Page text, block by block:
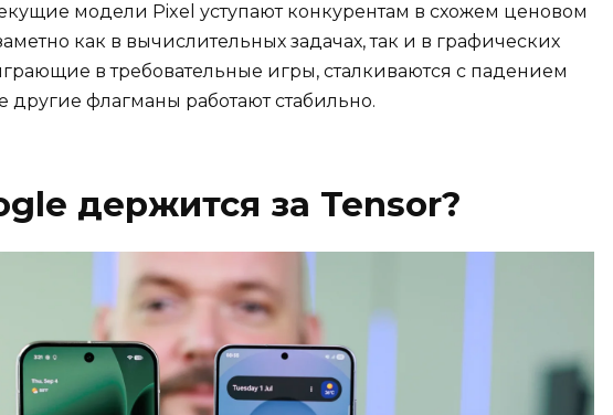
модели Pixel уступают конкурентам в схожем ценовом
как в вычислительных задачах, так и в графических
в требовательные игры, сталкиваются с падением
другие флагманы работают стабильно.
держится за Tensor?